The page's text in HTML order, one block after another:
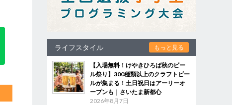
ライフスタイル もっと見る
【入場無料！けやきひろば秋のビー
ル祭り】300種類以上のクラフトビー
ルが集まる！土日祝日はアーリーオ
ープンも｜さいたま新都心
2026年8月7日